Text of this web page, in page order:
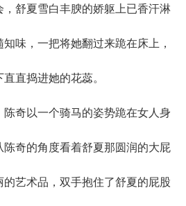
舒夏雪白丰腴的娇躯上已香汗淋
味，一把将她翻过来跪在床上，
直捣进她的花蕊。
奇以一个骑马的姿势跪在女人身
陈奇的角度看着舒夏那圆润的大屁
艺术品，双手抱住了舒夏的屁股